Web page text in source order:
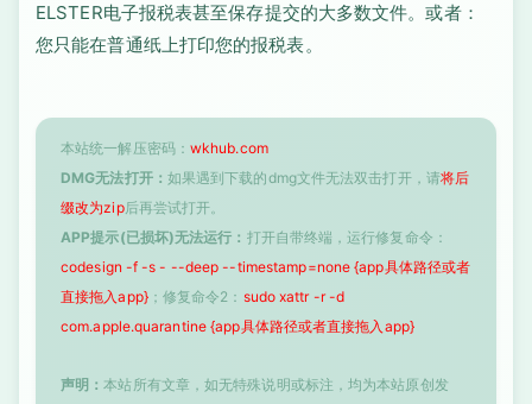
ELSTER电子报税表甚至保存提交的大多数文件。或者：
您只能在普通纸上打印您的报税表。
本站统一解压密码： wkhub.com
DMG无法打开： 如果遇到下载的dmg文件无法双击打开，请将后
缀改为zip后再尝试打开。
APP提示(已损坏)无法运行： 打开自带终端，运行修复命令：
codesign -f -s - --deep --timestamp=none {app具体路径或者
直接拖入app}；修复命令2： sudo xattr -r -d
com.apple.quarantine {app具体路径或者直接拖入app}
声明：本站所有文章，如无特殊说明或标注，均为本站原创发